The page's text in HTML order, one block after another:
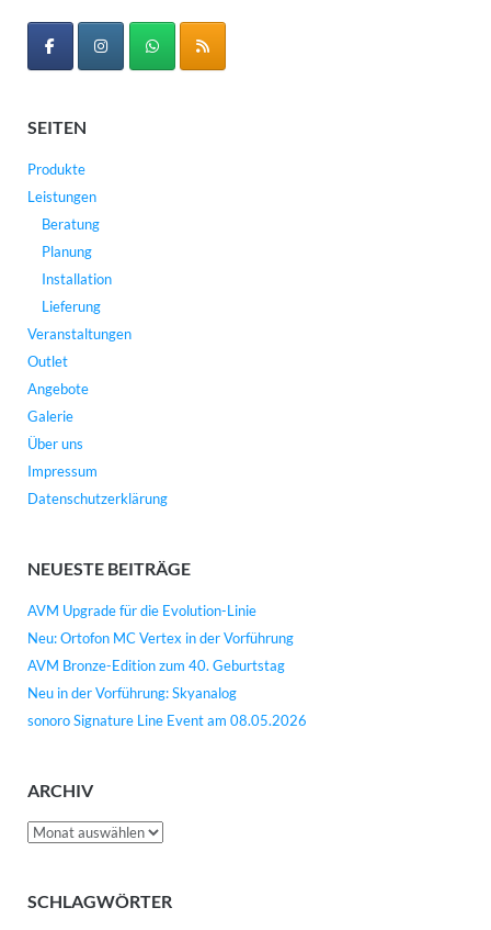
SEITEN
Produkte
Leistungen
Beratung
Planung
Installation
Lieferung
Veranstaltungen
Outlet
Angebote
Galerie
Über uns
Impressum
Datenschutzerklärung
NEUESTE BEITRÄGE
AVM Upgrade für die Evolution-Linie
Neu: Ortofon MC Vertex in der Vorführung
AVM Bronze-Edition zum 40. Geburtstag
Neu in der Vorführung: Skyanalog
sonoro Signature Line Event am 08.05.2026
ARCHIV
Archiv
SCHLAGWÖRTER